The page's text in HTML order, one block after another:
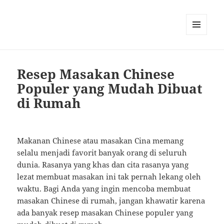
Resep Masakan Chinese
Populer yang Mudah Dibuat
di Rumah
Makanan Chinese atau masakan Cina memang
selalu menjadi favorit banyak orang di seluruh
dunia. Rasanya yang khas dan cita rasanya yang
lezat membuat masakan ini tak pernah lekang oleh
waktu. Bagi Anda yang ingin mencoba membuat
masakan Chinese di rumah, jangan khawatir karena
ada banyak resep masakan Chinese populer yang